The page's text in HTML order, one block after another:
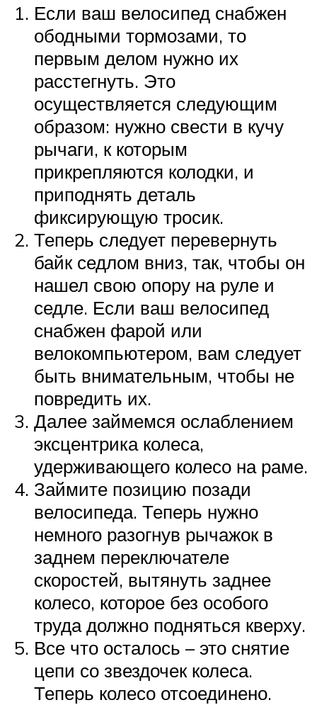
Если ваш велосипед снабжен
ободными тормозами, то
первым делом нужно их
расстегнуть. Это
осуществляется следующим
образом: нужно свести в кучу
рычаги, к которым
прикрепляются колодки, и
приподнять деталь
фиксирующую тросик.
Теперь следует перевернуть
байк седлом вниз, так, чтобы он
нашел свою опору на руле и
седле. Если ваш велосипед
снабжен фарой или
велокомпьютером, вам следует
быть внимательным, чтобы не
повредить их.
Далее займемся ослаблением
эксцентрика колеса,
удерживающего колесо на раме.
Займите позицию позади
велосипеда. Теперь нужно
немного разогнув рычажок в
заднем переключателе
скоростей, вытянуть заднее
колесо, которое без особого
труда должно подняться кверху.
Все что осталось – это снятие
цепи со звездочек колеса.
Теперь колесо отсоединено.